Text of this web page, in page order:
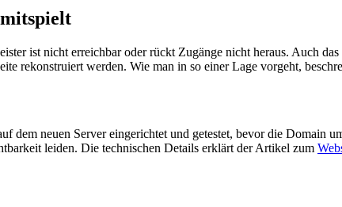
ist nicht erreichbar oder rückt Zugänge nicht heraus. Auch
rekonstruiert werden. Wie man in so einer Lage vorgeht,
dem neuen Server eingerichtet und getestet, bevor die Domain
leiden. Die technischen Details erklärt der Artikel zum